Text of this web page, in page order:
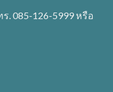
ร. 085-126-5999 หรือ